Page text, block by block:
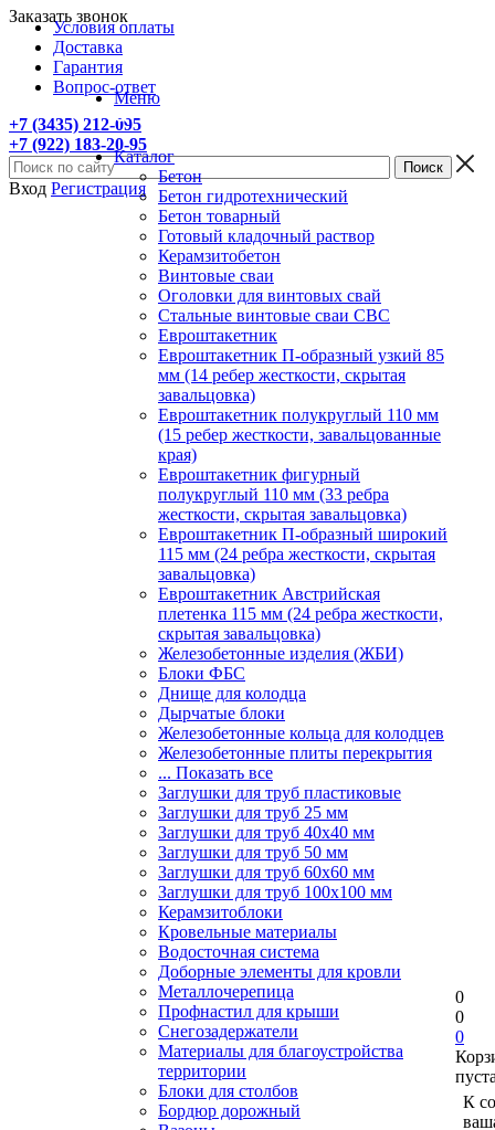
Условия оплаты
Доставка
Гарантия
Вопрос-ответ
+7 (3435) 212-095
+7 (922) 183-20-95
Заказать звонок
Вход Регистрация
Меню
Каталог
Бетон
Бетон гидротехнический
Бетон товарный
Готовый кладочный раствор
Керамзитобетон
Винтовые сваи
Оголовки для винтовых свай
Стальные винтовые сваи СВС
Евроштакетник
Евроштакетник П-образный узкий 85
мм (14 ребер жесткости, скрытая
завальцовка)
Евроштакетник полукруглый 110 мм
(15 ребер жесткости, завальцованные
края)
Евроштакетник фигурный
полукруглый 110 мм (33 ребра
жесткости, скрытая завальцовка)
Евроштакетник П-образный широкий
115 мм (24 ребра жесткости, скрытая
завальцовка)
Евроштакетник Австрийская
плетенка 115 мм (24 ребра жесткости,
скрытая завальцовка)
Железобетонные изделия (ЖБИ)
Блоки ФБС
Днище для колодца
Дырчатые блоки
Железобетонные кольца для колодцев
Железобетонные плиты перекрытия
... Показать все
Заглушки для труб пластиковые
Заглушки для труб 25 мм
Заглушки для труб 40х40 мм
Заглушки для труб 50 мм
Заглушки для труб 60х60 мм
Заглушки для труб 100х100 мм
Керамзитоблоки
Кровельные материалы
Водосточная система
Доборные элементы для кровли
Металлочерепица
Профнастил для крыши
Снегозадержатели
Материалы для благоустройства
территории
Блоки для столбов
Бордюр дорожный
0
0
0
К